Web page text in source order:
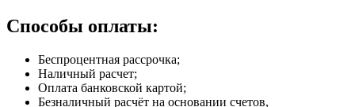
Способы оплаты:
Беспроцентная рассрочка;
Наличный расчет;
Оплата банковской картой;
Безналичный расчёт на основании счетов,